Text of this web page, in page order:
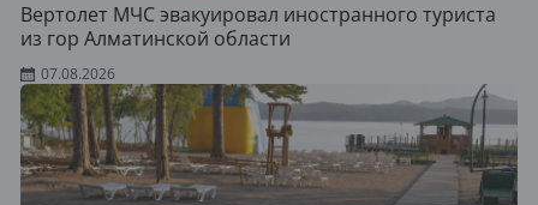
Вертолет МЧС эвакуировал иностранного туриста
из гор Алматинской области
07.08.2026